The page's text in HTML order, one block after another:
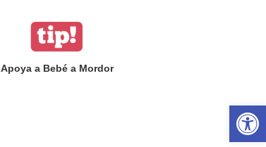
Apoya a Bebé a Mordor